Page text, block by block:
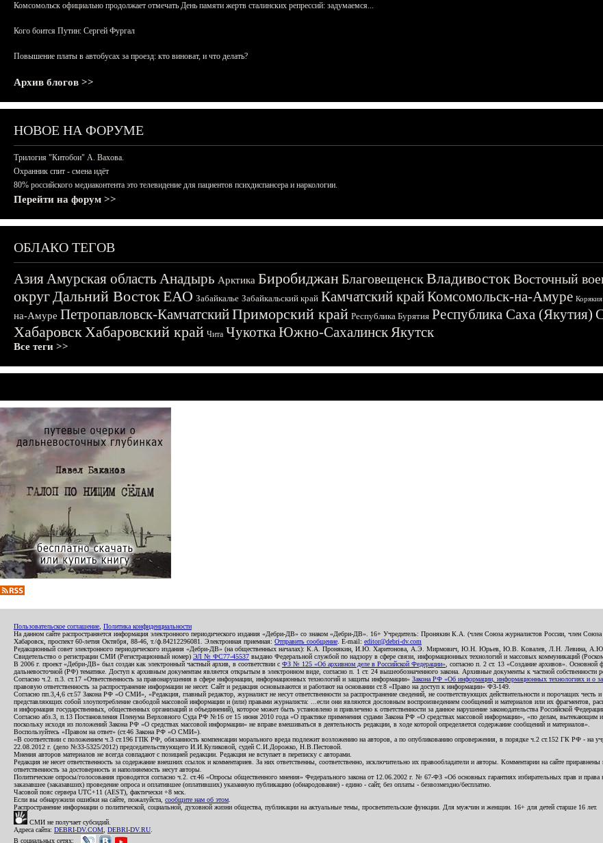
Комсомольск официально продолжает отмечать День памяти жертв сталинских репрессий: задумаемся...
Кого боится Путин: Сергей Фургал
Повышение платы в автобусах за проезд: кто виноват, и что делать?
Архив блогов >>
НОВОЕ НА ФОРУМЕ
Трилогия "Китобои" А. Вахова.
Охранник спит - смена идёт
80% российского медиаконтента это телевидение для пациентов психдиспансера и наркологии.
Перейти на форум >>
ОБЛАКО ТЕГОВ
АзияАмурская область Анадырь Арктика БиробиджанБлаговещенскВладивостокВосточный
округДальний ВостокЕАО Забайкалье Забайкальский край Камчатский крайКомсомольск-на-Амуре Корякия
на-Амуре Петропавловск-КамчатскийПриморский край Республика Бурятия Республика Саха (Якутия)
ХабаровскХабаровский край Чита ЧукоткаЮжно-СахалинскЯкутск
Все теги >>
Пользовательское соглашение Политика конфиденциальности
На данном сайте распространяется информация электронного периодического издания «Дебри-ДВ» со знаком «Дебри-ДВ». 16+ Учредитель: Пронякин К.А. (член Союза журналистов России, член
Хабаровск, проспект 60-летия Октября, 88-46, т./ф.84212296081. Электронная приемная: Отправить сообщение . E-mail: editor@debri-dv.com
Редакционный совет электронного периодического издания «Дебри-ДВ» (на общественных началах): К.А. Пронякин, И.Ю. Харитонова, А.Э. Мирмович, Ю.Н. Юрьев, Ю.В. Ковалев, Л.Н.
Свидетельство о регистрации СМИ (Регистрационный номер) ЭЛ № ФС77-45537 выдано Федеральной службой по надзору в сфере связи, информационных технологий и массовых коммуникаций
В 2006 г. проект «Дебри-ДВ» был создан как электронный частный архив, в соответствии с ФЗ № 125 «Об архивном деле в Российской Федерации» , согласно п. 2 ст. 13 «Создание архивов».
дальневосточной (РФ) тематике. Доступ к архивным документам является открытым в электронном виде, согласно п. 1 ст. 24 вышеобозначенного закона. Архивные документы к частной собственности
Согласно ч.2. п.3. ст.17 «Ответственность за правонарушения в сфере информации, информационных технологий и защиты информации» Закона РФ «Об информации, информационных технологиях и о
правовую ответственность за распространение информации не несет. Сайт и редакция основываются и работают на основании ст.8 «Право на доступ к информации» ФЗ-149.
Согласно пп.3,4,6 ст.57 Закона РФ «О СМИ», «Редакция, главный редактор, журналист не несут ответственности за распространение сведений, не соответствующих действительности и порочащих
представляющих собой злоупотребление свободой массовой информации и (или) правами журналиста: ...если они являются дословным воспроизведением сообщений и материалов или их фрагментов,
и информация государственных, общественных организаций и объединений), которое может быть установлено и привлечено к ответственности за данное нарушение законодательства Российской
Согласно абз.3, п.13 Постановления Пленума Верховного Суда РФ №16 от 15 июня 2010 года «О практике применения судами Закона РФ «О средствах массовой информации», «по делам, вытекающим
поскольку исходя из положений Закона РФ «О средствах массовой информации» не вправе вмешиваться в деятельность редакции, в ходе которой определяется содержание сообщений и материалов».
Воспользуйтесь «Правом на ответ» (ст.46 Закона РФ «О СМИ»).
«В соответствии с положением ч.3 ст.196 ГПК РФ, обязанность компенсации морального вреда подлежит возложению на авторов, а по опубликованию опровержения, в порядке ч.2 ст.152 ГК РФ - на
22.08.2012 г. (дело №33-5325/2012) председательствующего И.И.Куликовой, судей С.И.Дорожко, Н.В.Пестовой.
Мнения авторов материалов не всегда совпадают с позицией редакции. Редакция не вступает в переписку с авторами.
Редакция не несет ответственность за содержание внешних ссылок и комментариев. За них ответственны, соответственно, исключительно их правообладатели и авторы. Комментарии на сайте
ответственность за достоверность и наполняемость несут авторы.
Политические опросы/голосования проводятся согласно ч.2. ст.46 «Опросы общественного мнения» Федерального закона от 12.06.2002 г. № 67-ФЗ «Об основных гарантиях избирательных прав и права
заказавшее (заказавших) проведение опроса и оплатившее (оплативших) указанную публикацию (обнародование) - едино - сайт, без оплаты - безвозмездно/бесплатно.
Часовой пояс сервера UTC+11 (AEST), фактически +8 мск.
Если вы обнаружили ошибки на сайте, пожалуйста, сообщите нам об этом
Распространение информации о политической, социальной, духовной жизни общества, публикации на актуальные темы, просветительские функции. Для мужчин и женщин. 16+ для детей старше 16 лет.
СМИ не получает субсидий.
Адреса сайта: DEBRI-DV.COM DEBRI-DV.RU
В социальных сетях: